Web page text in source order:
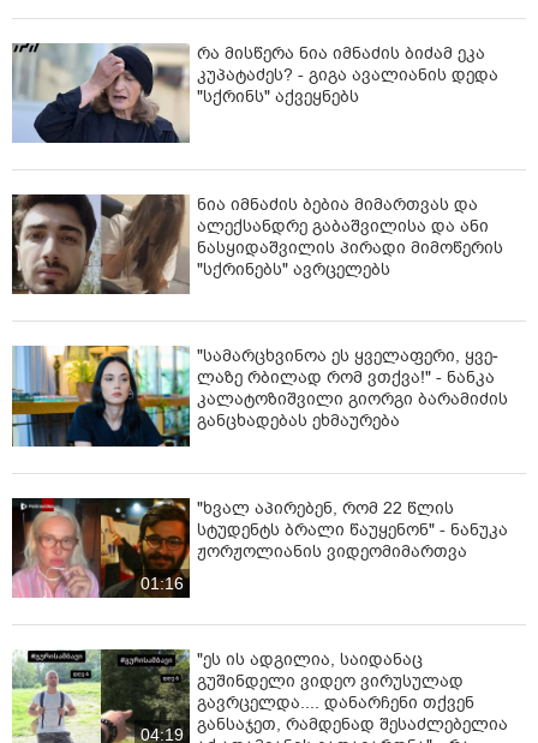
რა მისწერა ნია იმნაძის ბიძამ ეკა
კუპატაძეს? - გიგა ავალიანის დედა
"სქრინს" აქვეყნებს
ნია იმნაძის ბებია მიმართვას და
ალექსანდრე გაბაშვილისა და ანი
ნასყიდაშვილის პირადი მიმოწერის
"სქრინებს" ავრცელებს
"სა­მარ­ცხვი­ნოა ეს ყვე­ლა­ფე­რი, ყვე­
ლა­ზე რბი­ლად რომ ვთქვა!" - ნანკა
კალატოზიშვილი გიორგი ბარამიძის
განცხადებას ეხმაურება
01:16
"ხვალ აპირებენ, რომ 22 წლის
სტუდენტს ბრალი წაუყენონ" - ნანუკა
ჟორჟოლიანის ვიდეომიმართვა
04:19
"ეს ის ადგილია, საიდანაც
გუშინდელი ვიდეო ვირუსულად
გავრცელდა.... დანარჩენი თქვენ
განსაჯეთ, რამდენად შესაძლებელია